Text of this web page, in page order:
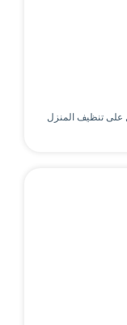
تنظيف المنزل